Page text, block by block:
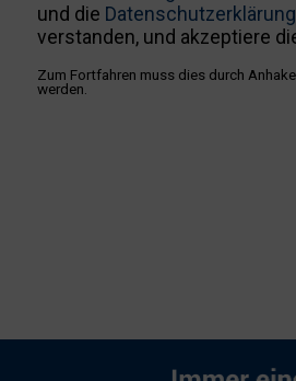
und die Datenschutzerklärung
verstanden, und akzeptiere
Zum Fortfahren muss dies durch
werden.